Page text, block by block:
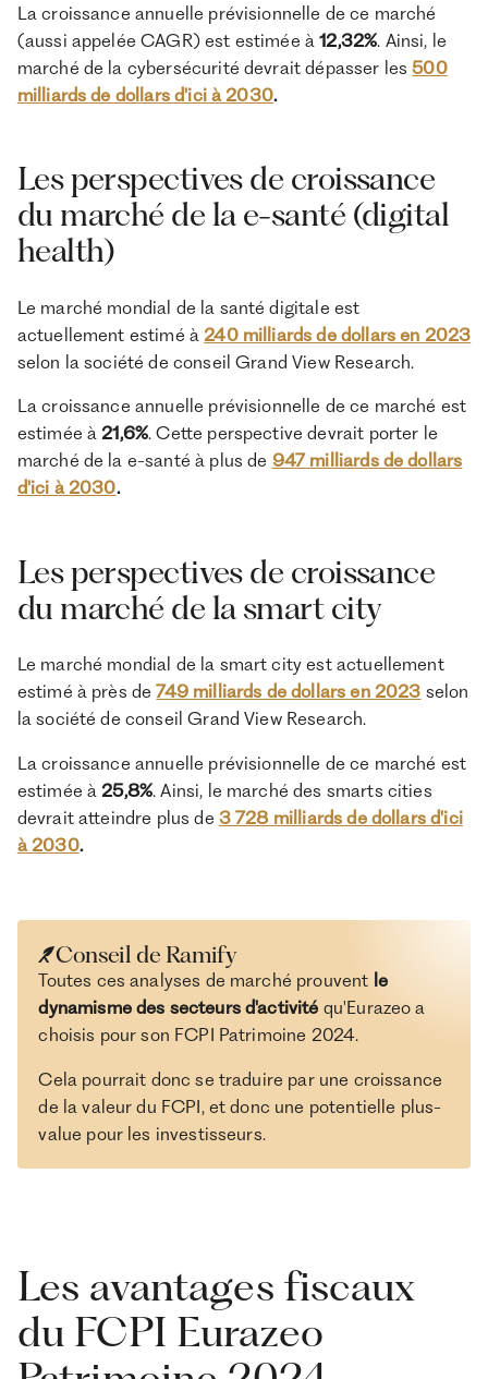
La croissance annuelle prévisionnelle de ce marché
(aussi appelée CAGR) est estimée à12,32%. Ainsi, le
marché de la cybersécurité devrait dépasser les 500
milliards de dollars d'ici à 2030.
Les perspectives de croissance
du marché de la e-santé (digital
health)
Le marché mondial de la santé digitale est
actuellement estimé à 240 milliards de dollars en 2023
selon la société de conseil Grand View Research.
La croissance annuelle prévisionnelle de ce marché est
estimée à21,6%. Cette perspective devrait porter le
marché de la e-santé à plus de 947 milliards de dollars
d'ici à 2030.
Les perspectives de croissance
du marché de la smart city
Le marché mondial de la smart city est actuellement
estimé à près de749 milliards de dollars en 2023 selon
la société de conseil Grand View Research.
La croissance annuelle prévisionnelle de ce marché est
estimée à 25,8%. Ainsi, le marché des smarts cities
devrait atteindre plus de 3 728 milliards de dollars d'ici
à 2030.
Conseil de Ramify
Toutes ces analyses de marché prouvent le
dynamisme des secteurs d'activité qu'Eurazeo a
choisis pour son FCPI Patrimoine 2024.
Cela pourrait donc se traduire par une croissance
de la valeur du FCPI, et donc une potentielle plus-
value pour les investisseurs.
Les avantages fiscaux
du FCPI Eurazeo